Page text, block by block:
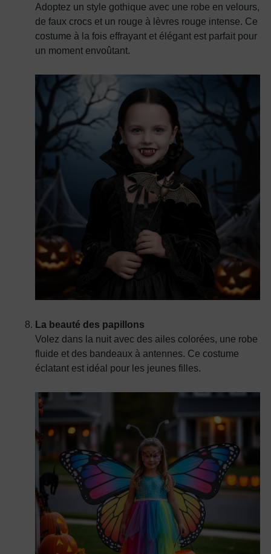
Adoptez un style gothique avec une robe en velours,
de faux crocs et un rouge à lèvres rouge intense. Ce
costume à la fois effrayant et élégant est parfait pour
un moment envoûtant.
La beauté des papillons
Volez dans la nuit avec des ailes colorées, une robe
fluide et des bandeaux à antennes. Ce costume
éclatant est idéal pour les jeunes filles.